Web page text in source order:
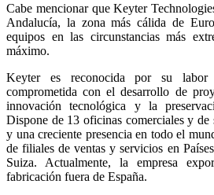
Cabe mencionar que Keyter
Andalucía, la zona más cálida de
equipos en las circunstancias más
máximo.
Keyter es reconocida por su
comprometida con el desarrollo de
innovación tecnológica y la
Dispone de 13 oficinas comerciales y de
y una creciente presencia en todo el
de filiales de ventas y servicios en
Suiza. Actualmente, la empresa
fabricación fuera de España.